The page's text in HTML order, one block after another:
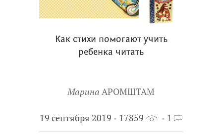
Как стихи помогают учить
ребенка читать
Марина АРОМШТАМ
19 сентября 2019 17859 1